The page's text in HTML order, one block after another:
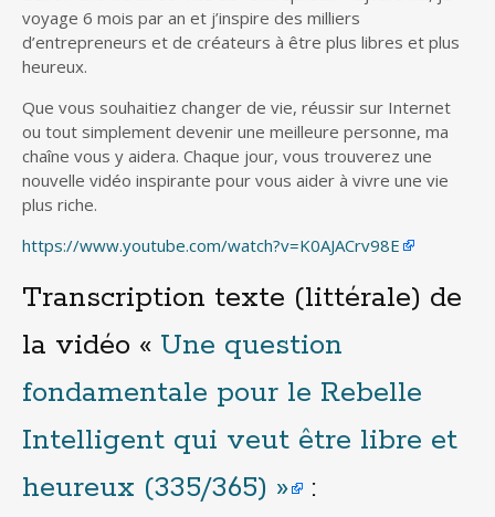
voyage 6 mois par an et j’inspire des milliers
d’entrepreneurs et de créateurs à être plus libres et plus
heureux.
Que vous souhaitiez changer de vie, réussir sur Internet
ou tout simplement devenir une meilleure personne, ma
chaîne vous y aidera. Chaque jour, vous trouverez une
nouvelle vidéo inspirante pour vous aider à vivre une vie
plus riche.
https://www.youtube.com/watch?v=K0AJACrv98E
Transcription texte (littérale) de
la vidéo « Une question
fondamentale pour le Rebelle
Intelligent qui veut être libre et
heureux (335/365) »
: